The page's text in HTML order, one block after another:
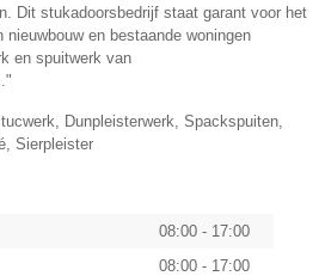
Dit stukadoorsbedrijf staat garant voor het
nieuwbouw en bestaande woningen
en spuitwerk van
Dunpleisterwerk, Spackspuiten,
Sierpleister
08:00 - 17:00
08:00 - 17:00